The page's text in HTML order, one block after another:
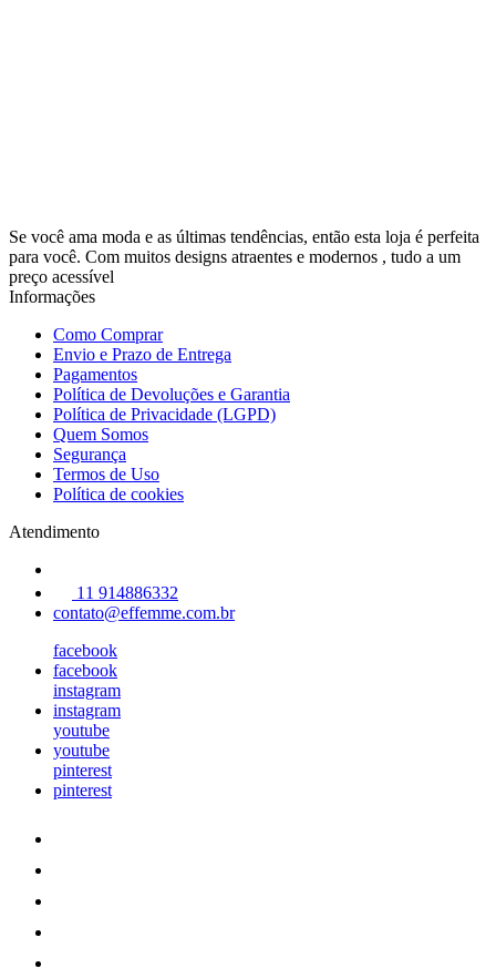
Se você ama moda e as últimas tendências, então esta loja é perfeita
para você. Com muitos designs atraentes e modernos , tudo a um
preço acessível
Informações
Como Comprar
Envio e Prazo de Entrega
Pagamentos
Política de Devoluções e Garantia
Política de Privacidade (LGPD)
Quem Somos
Segurança
Termos de Uso
Política de cookies
Atendimento
11 914886332
contato@effemme.com.br
facebook
facebook
instagram
instagram
youtube
youtube
pinterest
pinterest